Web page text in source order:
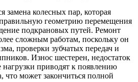
замена колесных пар, которая
правильную геометрию перемещения
подкрановых путей. Ремонт
сложным работам, поскольку он
проверки зубчатых передач и
Износ шестерен, недостаток
приводят к появлению
может закончиться полной